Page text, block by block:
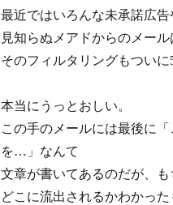
最近ではいろんな未承諾広
見知らぬメアドからのメー
そのフィルタリングもついに
本当にうっとおしい。
この手のメールには最後に
を…」なんて
文章が書いてあるのだが、
どこに流出されるかわかった